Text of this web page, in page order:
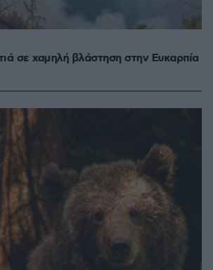
σε χαμηλή βλάστηση στην Ευκαρπία